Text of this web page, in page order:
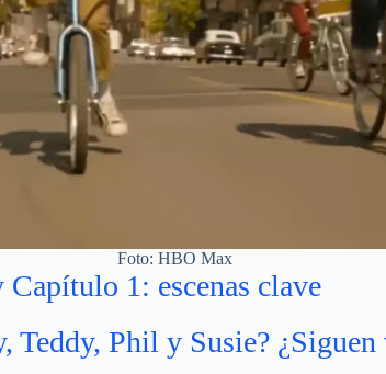
Foto: HBO Max
1: escenas clave
Teddy, Phil y Susie?